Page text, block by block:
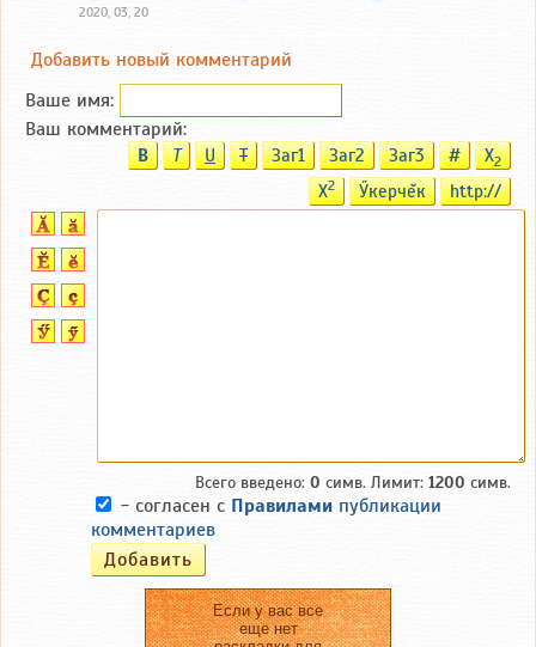
2020, 03, 20
Добавить новый комментарий
Ваше имя:
Ваш комментарий:
B T U T Заг1 Заг2 Заг3 # X2
X2 Ӳкерчĕк http://
Всего введено: 0 симв. Лимит: 1200 симв.
- согласен с Правилами публикации
комментариев
Если у вас все
еще нет